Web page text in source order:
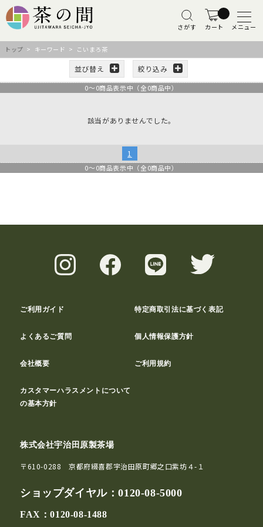
さがす カート メニュー
トップ > キーワード > こいまろ茶
並び替え 絞り込み
0～0商品表示中（全0商品中）
該当がありませんでした。
1
0～0商品表示中（全0商品中）
ご利用ガイド 特定商取引法に基づく表記
よくあるご質問 個人情報保護方針
会社概要 ご利用規約
カスタマーハラスメントについて
の基本方針
株式会社宇治田原製茶場
〒610-0288 京都府綴喜郡宇治田原町郷之口紫坊４-１
ショップダイヤル：0120-08-5000
FAX：0120-08-1488